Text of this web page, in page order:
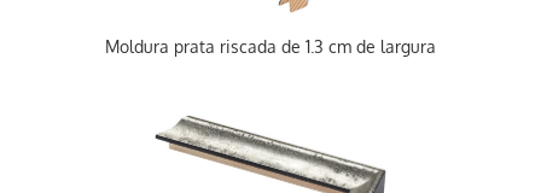
Moldura prata riscada de 1.3 cm de largura